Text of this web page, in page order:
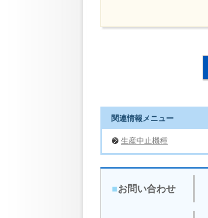
関連情報メニュー
生産中止機種
■お問い合わせ